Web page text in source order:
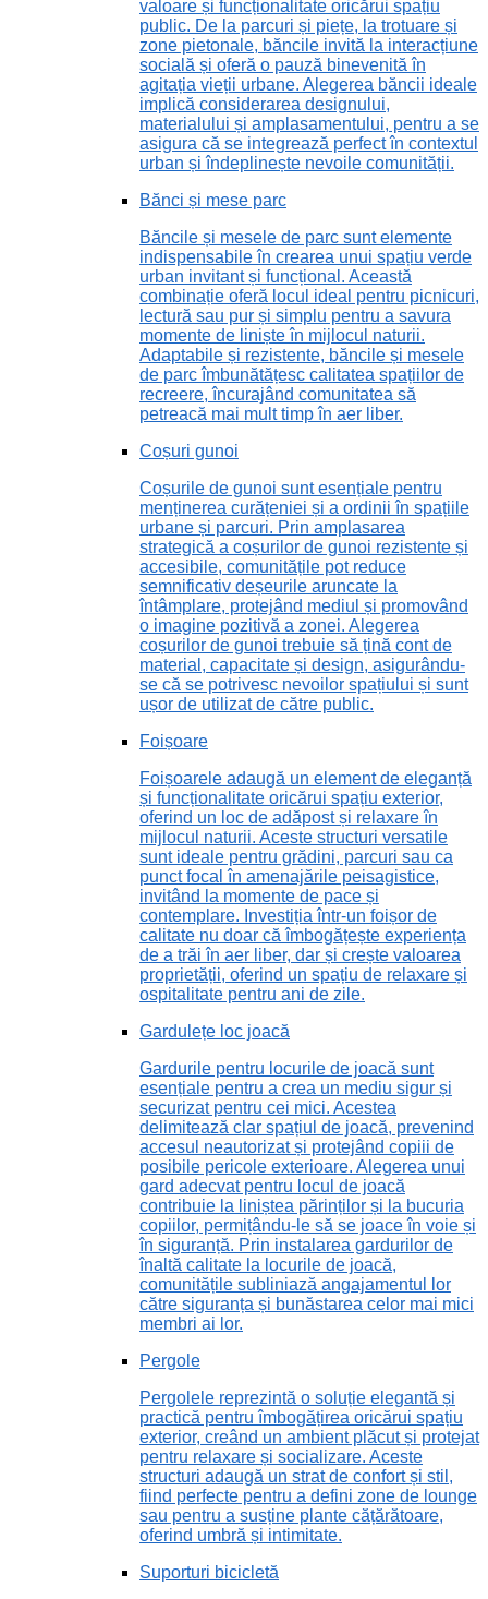
valoare și funcționalitate oricărui spațiu
public. De la parcuri și piețe, la trotuare și
zone pietonale, băncile invită la interacțiune
socială și oferă o pauză binevenită în
agitația vieții urbane. Alegerea băncii ideale
implică considerarea designului,
materialului și amplasamentului, pentru a se
asigura că se integrează perfect în contextul
urban și îndeplinește nevoile comunității.
Bănci și mese parc
Băncile și mesele de parc sunt elemente
indispensabile în crearea unui spațiu verde
urban invitant și funcțional. Această
combinație oferă locul ideal pentru picnicuri,
lectură sau pur și simplu pentru a savura
momente de liniște în mijlocul naturii.
Adaptabile și rezistente, băncile și mesele
de parc îmbunătățesc calitatea spațiilor de
recreere, încurajând comunitatea să
petreacă mai mult timp în aer liber.
Coșuri gunoi
Coșurile de gunoi sunt esențiale pentru
menținerea curățeniei și a ordinii în spațiile
urbane și parcuri. Prin amplasarea
strategică a coșurilor de gunoi rezistente și
accesibile, comunitățile pot reduce
semnificativ deșeurile aruncate la
întâmplare, protejând mediul și promovând
o imagine pozitivă a zonei. Alegerea
coșurilor de gunoi trebuie să țină cont de
material, capacitate și design, asigurându-
se că se potrivesc nevoilor spațiului și sunt
ușor de utilizat de către public.
Foișoare
Foișoarele adaugă un element de eleganță
și funcționalitate oricărui spațiu exterior,
oferind un loc de adăpost și relaxare în
mijlocul naturii. Aceste structuri versatile
sunt ideale pentru grădini, parcuri sau ca
punct focal în amenajările peisagistice,
invitând la momente de pace și
contemplare. Investiția într-un foișor de
calitate nu doar că îmbogățește experiența
de a trăi în aer liber, dar și crește valoarea
proprietății, oferind un spațiu de relaxare și
ospitalitate pentru ani de zile.
Gardulețe loc joacă
Gardurile pentru locurile de joacă sunt
esențiale pentru a crea un mediu sigur și
securizat pentru cei mici. Acestea
delimitează clar spațiul de joacă, prevenind
accesul neautorizat și protejând copiii de
posibile pericole exterioare. Alegerea unui
gard adecvat pentru locul de joacă
contribuie la liniștea părinților și la bucuria
copiilor, permițându-le să se joace în voie și
în siguranță. Prin instalarea gardurilor de
înaltă calitate la locurile de joacă,
comunitățile subliniază angajamentul lor
către siguranța și bunăstarea celor mai mici
membri ai lor.
Pergole
Pergolele reprezintă o soluție elegantă și
practică pentru îmbogățirea oricărui spațiu
exterior, creând un ambient plăcut și protejat
pentru relaxare și socializare. Aceste
structuri adaugă un strat de confort și stil,
fiind perfecte pentru a defini zone de lounge
sau pentru a susține plante cățărătoare,
oferind umbră și intimitate.
Suporturi bicicletă